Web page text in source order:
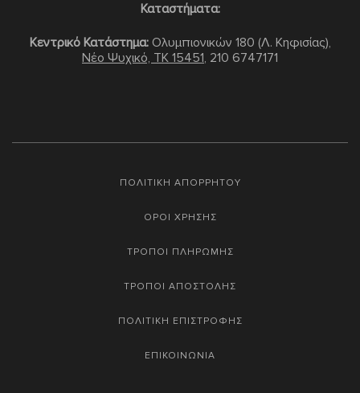
Καταστήματα:
Κεντρικό Κατάστημα:Ολυμπιονικών 180 (Λ. Κηφισίας),
Νέο Ψυχικό, TK 15451, 210 6747171
ΠΟΛΙΤΙΚΗ ΑΠΟΡΡΗΤΟΥ
ΟΡΟΙ ΧΡΗΣΗΣ
ΤΡΟΠΟΙ ΠΛΗΡΩΜΗΣ
ΤΡΟΠΟΙ ΑΠΟΣΤΟΛΗΣ
ΠΟΛΙΤΙΚΗ ΕΠΙΣΤΡΟΦΗΣ
ΕΠΙΚΟΙΝΩΝΙΑ